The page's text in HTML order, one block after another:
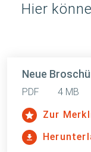
Hier
Neue
PDF
4 MB
Zur